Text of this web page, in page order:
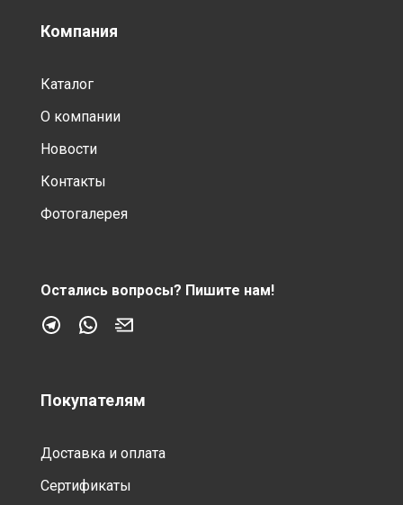
Компания
Каталог
О компании
Новости
Контакты
Фотогалерея
Остались вопросы? Пишите нам!
Покупателям
Доставка и оплата
Сертификаты